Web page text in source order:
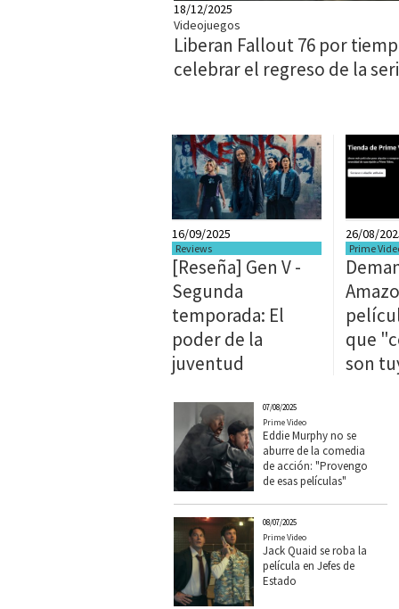
18/12/2025
Videojuegos
Liberan Fallout 76 por
celebrar el regreso de la
16/09/2025
Reviews
[Reseña] Gen V -
Segunda
temporada: El
poder de la
juventud
26/08/
Prime
que
son
07/08/2025
Prime Video
Eddie Murphy no se
aburre de la comedia
de acción: "Provengo
de esas películas"
08/07/2025
Prime Video
Jack Quaid se roba la
película en Jefes de
Estado